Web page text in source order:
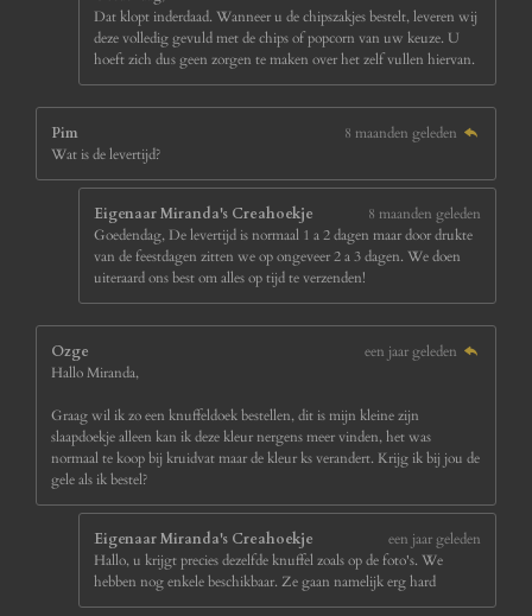
Dat klopt inderdaad. Wanneer u de chipszakjes bestelt, leveren wij
deze volledig gevuld met de chips of popcorn van uw keuze. U
hoeft zich dus geen zorgen te maken over het zelf vullen hiervan.
Pim
8 maanden geleden
Wat is de levertijd?
Eigenaar Miranda's Creahoekje
8 maanden geleden
Goedendag, De levertijd is normaal 1 a 2 dagen maar door drukte
van de feestdagen zitten we op ongeveer 2 a 3 dagen. We doen
uiteraard ons best om alles op tijd te verzenden!
Ozge
een jaar geleden
Hallo Miranda,
Graag wil ik zo een knuffeldoek bestellen, dit is mijn kleine zijn
slaapdoekje alleen kan ik deze kleur nergens meer vinden, het was
normaal te koop bij kruidvat maar de kleur ks verandert. Krijg ik bij jou de
gele als ik bestel?
Eigenaar Miranda's Creahoekje
een jaar geleden
Hallo, u krijgt precies dezelfde knuffel zoals op de foto's. We
hebben nog enkele beschikbaar. Ze gaan namelijk erg hard